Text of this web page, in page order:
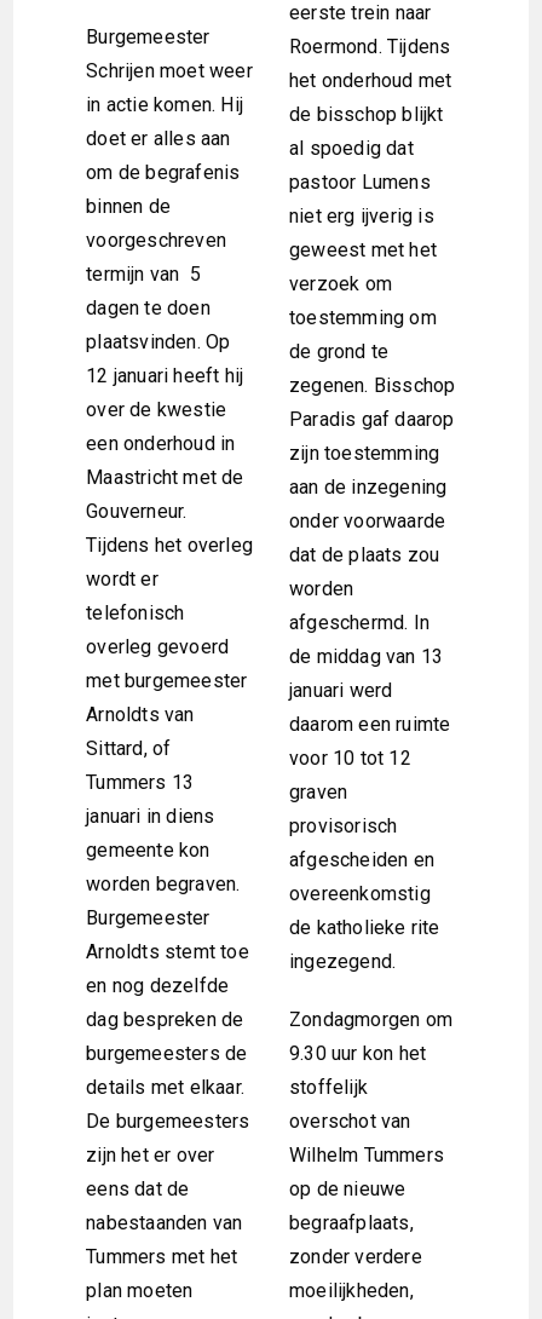
Burgemeester
Schrijen moet weer
in actie komen. Hij
doet er alles aan
om de begrafenis
binnen de
voorgeschreven
termijn van 5
dagen te doen
plaatsvinden. Op
12 januari heeft hij
over de kwestie
een onderhoud in
Maastricht met de
Gouverneur.
Tijdens het overleg
wordt er
telefonisch
overleg gevoerd
met burgemeester
Arnoldts van
Sittard, of
Tummers 13
januari in diens
gemeente kon
worden begraven.
Burgemeester
Arnoldts stemt toe
en nog dezelfde
dag bespreken de
burgemeesters de
details met elkaar.
De burgemeesters
zijn het er over
eens dat de
nabestaanden van
Tummers met het
plan moeten
eerste trein naar
Roermond. Tijdens
het onderhoud met
de bisschop blijkt
al spoedig dat
pastoor Lumens
niet erg ijverig is
geweest met het
verzoek om
toestemming om
de grond te
zegenen. Bisschop
Paradis gaf daarop
zijn toestemming
aan de inzegening
onder voorwaarde
dat de plaats zou
worden
afgeschermd. In
de middag van 13
januari werd
daarom een ruimte
voor 10 tot 12
graven
provisorisch
afgescheiden en
overeenkomstig
de katholieke rite
ingezegend.
Zondagmorgen om
9.30 uur kon het
stoffelijk
overschot van
Wilhelm Tummers
op de nieuwe
begraafplaats,
zonder verdere
moeilijkheden,